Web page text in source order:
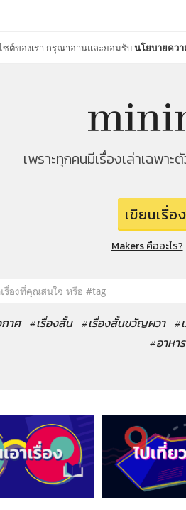
ซต์ของเรา กรุณาอ่านและยอมรับนโยบายคว
เพราะทุกคนมีเรื่องเล่าเฉพา
เขียนเรื่
Makers คืออะไร?
าศ #เรื่องสั้น #เรื่องสั้นขวัญผวา #
#อาหา